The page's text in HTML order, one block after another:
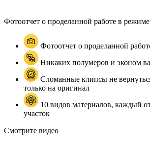
Фотоотчет о проделанной работе в
Фотоотчет о проделанной
Никаких полумеров и эконом
Сломанные клипсы не
только на оригинал
10 видов материалов, каждый
участок
Смотрите видео